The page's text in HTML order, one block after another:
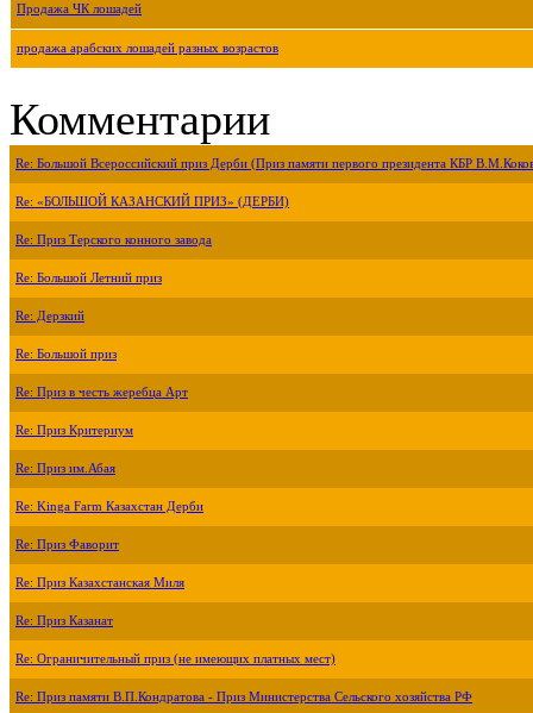
Продажа ЧК лошадей
продажа арабских лошадей разных возрастов
Комментарии
Re: Большой Всероссийский приз Дерби (Приз памяти первого президента КБР
Re: «БОЛЬШОЙ КАЗАНСКИЙ ПРИЗ» (ДЕРБИ)
Re: Приз Терского конного завода
Re: Большой Летний приз
Re: Дерзкий
Re: Большой приз
Re: Приз в честь жеребца Арт
Re: Приз Критериум
Re: Приз им.Абая
Re: Kinga Farm Казахстан Дерби
Re: Приз Фаворит
Re: Приз Казахстанская Миля
Re: Приз Казанат
Re: Ограничительный приз (не имеющих платных мест)
Re: Приз памяти В.П.Кондратова - Приз Министерства Сельского хозяйства РФ